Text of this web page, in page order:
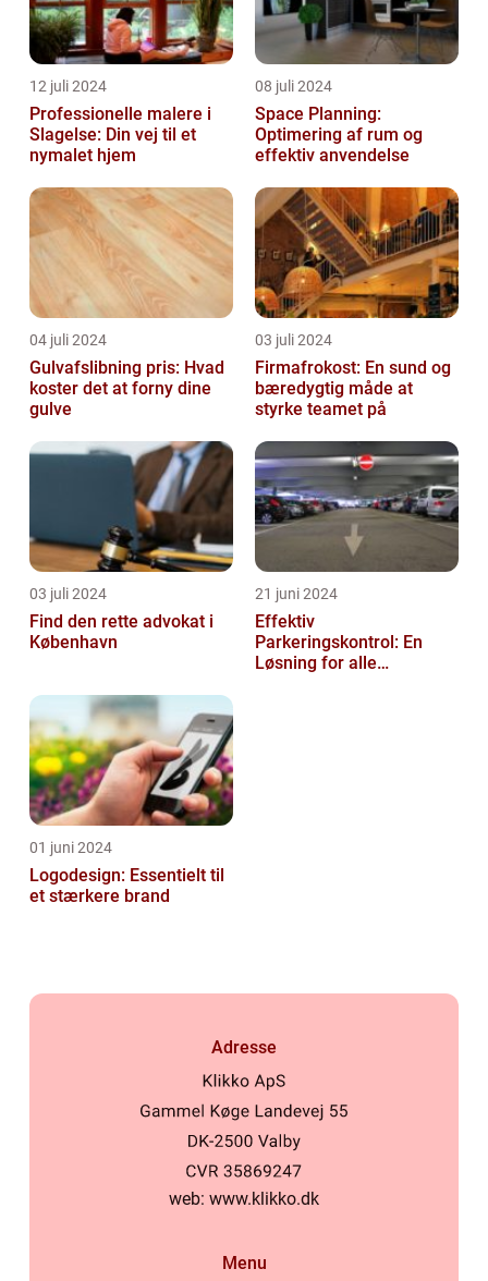
12 juli 2024
Professionelle malere i
Slagelse: Din vej til et
nymalet hjem
08 juli 2024
Space Planning:
Optimering af rum og
effektiv anvendelse
04 juli 2024
Gulvafslibning pris: Hvad
koster det at forny dine
gulve
03 juli 2024
Firmafrokost: En sund og
bæredygtig måde at
styrke teamet på
03 juli 2024
Find den rette advokat i
København
21 juni 2024
Effektiv
Parkeringskontrol: En
Løsning for alle
01 juni 2024
Logodesign: Essentielt til
et stærkere brand
Adresse
web: www.klikko.dk
Menu